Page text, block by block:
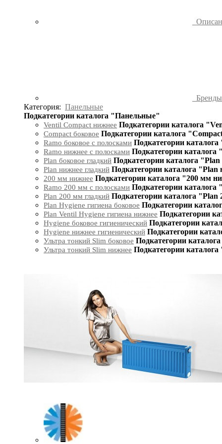
Бренды
Категория: Панельные
Подкатегории каталога "Панельные"
Ventil Compact нижнее Подкатегории каталога
Compact боковое Подкатегории каталога
Ramo боковое с полосками Подкатегории
Ramo нижнее с полосками Подкатегории
Plan боковое гладкий Подкатегории каталога "Plan
Plan нижнее гладкий Подкатегории каталога "Plan
200 мм нижнее Подкатегории каталога "200 мм
Ramo 200 мм с полосками Подкатегории
Plan 200 мм гладкий Подкатегории каталога "Plan
Plan Hygiene гигиена боковое Подкатегории
Plan Ventil Hygiene гигиена нижнее Подкатегории
Hygiene боковое гигиенический Подкатегории
Hygiene нижнее гигиенический Подкатегории
Ультра тонкий Slim боковое Подкатегории
Ультра тонкий Slim нижнее Подкатегории